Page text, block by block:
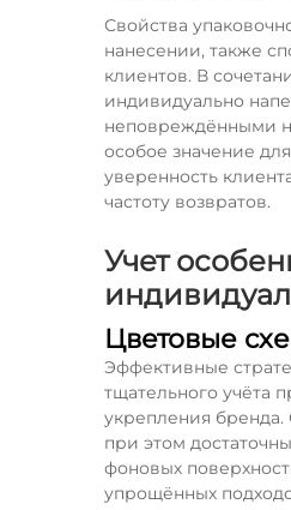
Свойства
нанесении, также
клиентов. В
индивидуально
неповреждёнными
особое значение
уверенность
частоту возвратов.
Учет
Цветовые
Эффективные
тщательного учёта
укрепления
при этом
фоновых
упрощённых